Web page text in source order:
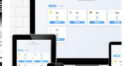
欧美风WordPress外贸商城主题